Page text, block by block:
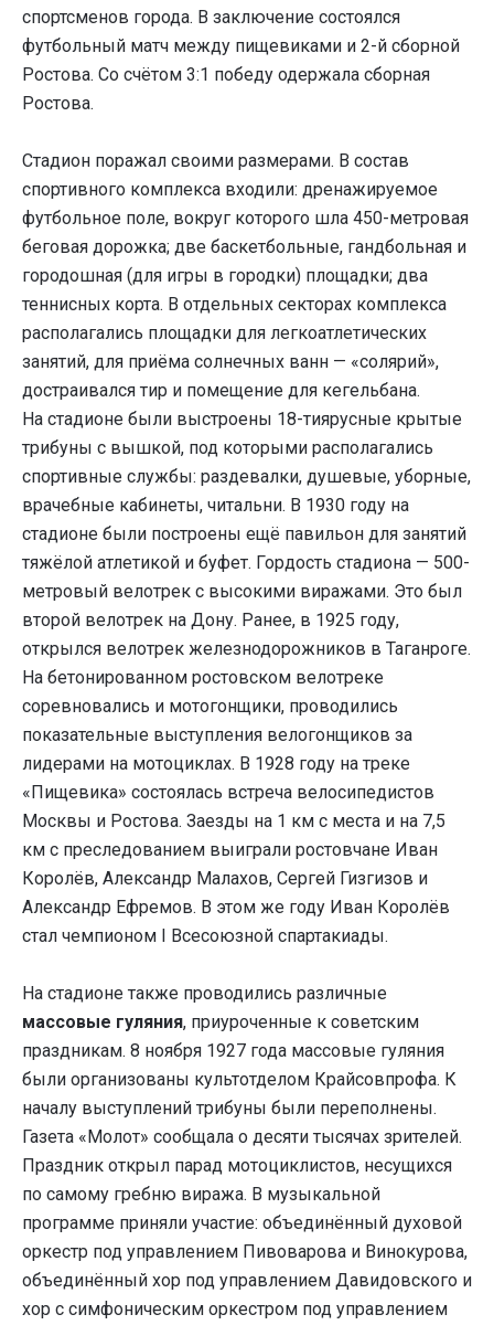
спортсменов города. В заключение состоялся
футбольный матч между пищевиками и 2-й сборной
Ростова. Со счётом 3:1 победу одержала сборная
Ростова.
Стадион поражал своими размерами. В состав
спортивного комплекса входили: дренажируемое
футбольное поле, вокруг которого шла 450-метровая
беговая дорожка; две баскетбольные, гандбольная и
городошная (для игры в городки) площадки; два
теннисных корта. В отдельных секторах комплекса
располагались площадки для легкоатлетических
занятий, для приёма солнечных ванн — «солярий»,
достраивался тир и помещение для кегельбана.
На стадионе были выстроены 18-тиярусные крытые
трибуны с вышкой, под которыми располагались
спортивные службы: раздевалки, душевые, уборные,
врачебные кабинеты, читальни. В 1930 году на
стадионе были построены ещё павильон для занятий
тяжёлой атлетикой и буфет. Гордость стадиона — 500-
метровый велотрек с высокими виражами. Это был
второй велотрек на Дону. Ранее, в 1925 году,
открылся велотрек железнодорожников в Таганроге.
На бетонированном ростовском велотреке
соревновались и мотогонщики, проводились
показательные выступления велогонщиков за
лидерами на мотоциклах. В 1928 году на треке
«Пищевика» состоялась встреча велосипедистов
Москвы и Ростова. Заезды на 1 км с места и на 7,5
км с преследованием выиграли ростовчане Иван
Королёв, Александр Малахов, Сергей Гизгизов и
Александр Ефремов. В этом же году Иван Королёв
стал чемпионом I Всесоюзной спартакиады.
На стадионе также проводились различные
массовые гуляния, приуроченные к советским
праздникам. 8 ноября 1927 года массовые гуляния
были организованы культотделом Крайсовпрофа. К
началу выступлений трибуны были переполнены.
Газета «Молот» сообщала о десяти тысячах зрителей.
Праздник открыл парад мотоциклистов, несущихся
по самому гребню виража. В музыкальной
программе приняли участие: объединённый духовой
оркестр под управлением Пивоварова и Винокурова,
объединённый хор под управлением Давидовского и
хор с симфоническим оркестром под управлением